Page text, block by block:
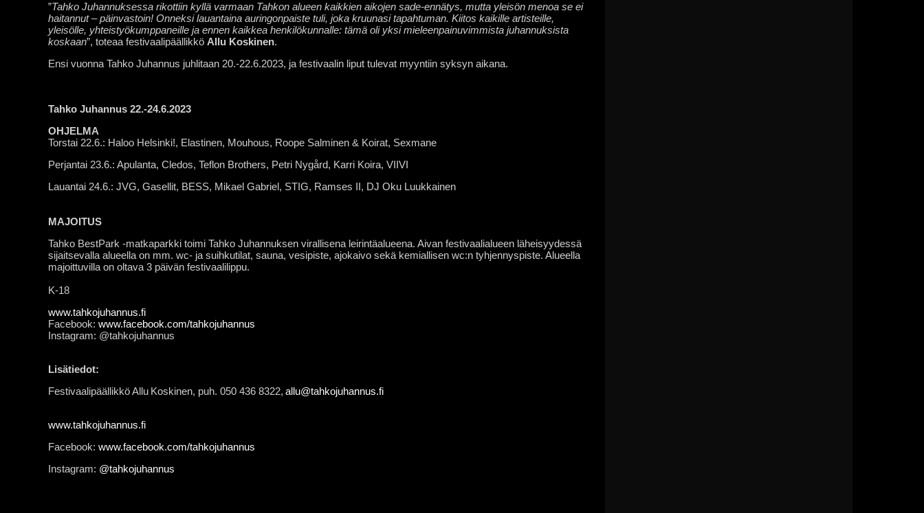
”Tahko Juhannuksessa rikottiin kyllä varmaan Tahkon alueen kaikkien aikojen sade-ennätys, mutta yleisön menoa se ei
haitannut – päinvastoin! Onneksi lauantaina auringonpaiste tuli, joka kruunasi tapahtuman. Kiitos kaikille artisteille,
yleisölle, yhteistyökumppaneille ja ennen kaikkea henkilökunnalle: tämä oli yksi mieleenpainuvimmista juhannuksista
koskaan”, toteaa festivaalipäällikkö Allu Koskinen.
Ensi vuonna Tahko Juhannus juhlitaan 20.-22.6.2023, ja festivaalin liput tulevat myyntiin syksyn aikana.
Tahko Juhannus 22.-24.6.2023
OHJELMA
Torstai 22.6.: Haloo Helsinki!, Elastinen, Mouhous, Roope Salminen & Koirat, Sexmane
Perjantai 23.6.: Apulanta, Cledos, Teflon Brothers, Petri Nygård, Karri Koira, VIIVI
Lauantai 24.6.: JVG, Gasellit, BESS, Mikael Gabriel, STIG, Ramses II, DJ Oku Luukkainen
MAJOITUS
Tahko BestPark -matkaparkki toimi Tahko Juhannuksen virallisena leirintäalueena. Aivan festivaalialueen läheisyydessä
sijaitsevalla alueella on mm. wc- ja suihkutilat, sauna, vesipiste, ajokaivo sekä kemiallisen wc:n tyhjennyspiste. Alueella
majoittuvilla on oltava 3 päivän festivaalilippu.
K-18
www.tahkojuhannus.fi
Facebook: www.facebook.com/tahkojuhannus
Instagram: @tahkojuhannus
Lisätiedot:
Festivaalipäällikkö Allu Koskinen, puh. 050 436 8322, allu@tahkojuhannus.fi
www.tahkojuhannus.fi
Facebook: www.facebook.com/tahkojuhannus
Instagram: @tahkojuhannus